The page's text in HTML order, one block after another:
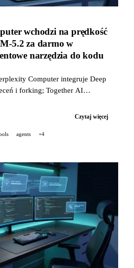
wchodzi na prędkość
5.2 za darmo w
narzędzia do kodu
Computer integruje Deep
i forking; Together AI
Amp przyspiesza swojego
tryb Annotations oraz
Czytaj więcej
agents +4